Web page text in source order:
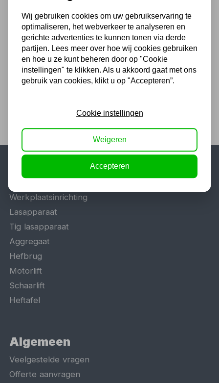
Telesteps ladder Prime Line
3,0m 80mm
508,20
420,00 excl. BTW
Populaire categorieën
Werkplaatsinrichting
Lasapparaat
Tig lasapparaat
Aggregaat
Hefbrug
Motorlift
Schaarlift
Heftafel
Algemeen
Veelgestelde vragen
Offerte aanvragen
Wij gebruiken cookies om uw gebruikservaring te
optimaliseren, het webverkeer te analyseren en
gerichte advertenties te kunnen tonen via derde
partijen. Lees meer over hoe wij cookies gebruiken
en hoe u ze kunt beheren door op "Cookie
instellingen" te klikken. Als u akkoord gaat met ons
gebruik van cookies, klikt u op "Accepteren”.
Cookie instellingen
Weigeren
Accepteren